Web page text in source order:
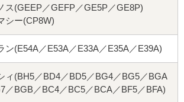
ス(GEEP／GEFP／GE5P／GE8P)
シー(CP8W)
ン(E54A／E53A／E33A／E35A／E39A)
ィ(BH5／BD4／BD5／BG4／BG5／BGA
／BGB／BC4／BC5／BCA／BF5／BFA)